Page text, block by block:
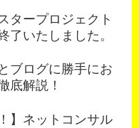
タープロジェクト
了いたしました。
ブログに勝手にお
底解説！
】ネットコンサル